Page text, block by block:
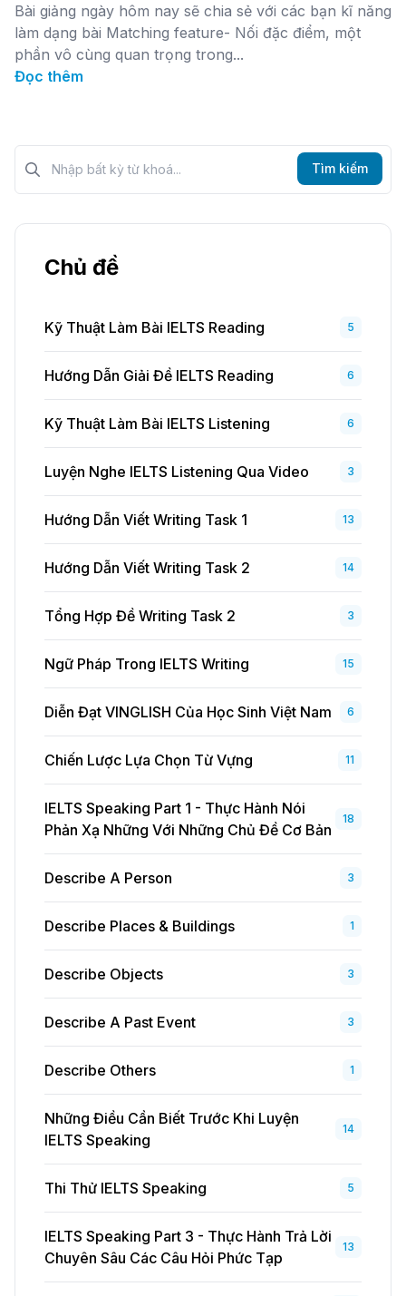
Bài giảng ngày hôm nay sẽ chia sẻ với các bạn kĩ năng
làm dạng bài Matching feature- Nối đặc điểm, một
phần vô cùng quan trọng trong...
Đọc thêm
Tìm kiếm
Chủ đề
Kỹ Thuật Làm Bài IELTS Reading 5
Hướng Dẫn Giải Đề IELTS Reading 6
Kỹ Thuật Làm Bài IELTS Listening 6
Luyện Nghe IELTS Listening Qua Video 3
Hướng Dẫn Viết Writing Task 1 13
Hướng Dẫn Viết Writing Task 2 14
Tổng Hợp Đề Writing Task 2 3
Ngữ Pháp Trong IELTS Writing 15
Diễn Đạt VINGLISH Của Học Sinh Việt Nam 6
Chiến Lược Lựa Chọn Từ Vựng 11
IELTS Speaking Part 1 - Thực Hành Nói
Phản Xạ Những Với Những Chủ Đề Cơ Bản
18
Describe A Person 3
Describe Places & Buildings 1
Describe Objects 3
Describe A Past Event 3
Describe Others 1
Những Điều Cần Biết Trước Khi Luyện
IELTS Speaking
14
Thi Thử IELTS Speaking 5
IELTS Speaking Part 3 - Thực Hành Trả Lời
Chuyên Sâu Các Câu Hỏi Phức Tạp
13